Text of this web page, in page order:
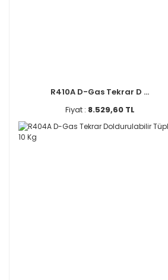
R410A D-Gas Tekrar D ...
Fiyat : 8.529,60 TL